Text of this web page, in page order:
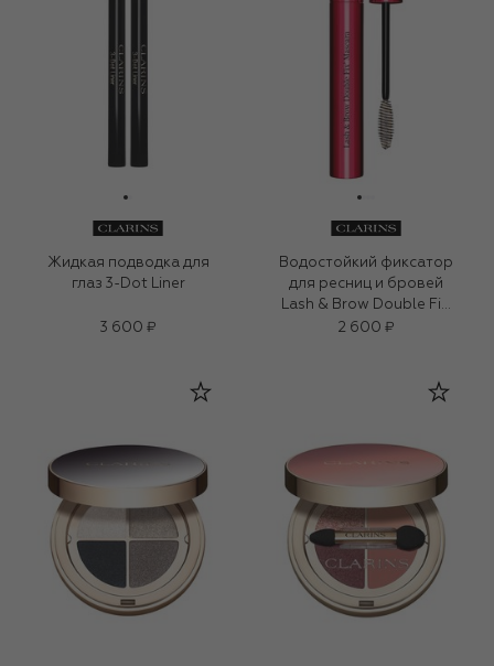
Жидкая подводка для
глаз 3-Dot Liner
3 600 ₽
Водостойкий фиксатор
для ресниц и бровей
Lash & Brow Double Fix’
Mascara, тон
2 600 ₽